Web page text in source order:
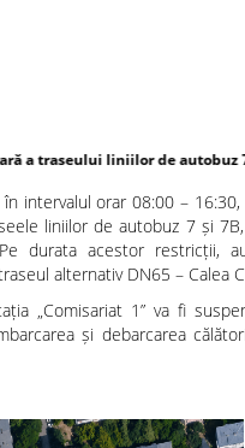
7 și 7B
intervalul orar 08:00 –
liniilor de autobuz 7 și
durata acestor restricții,
alternativ DN65 – Calea
„Comisariat 1” va fi
și debarcarea